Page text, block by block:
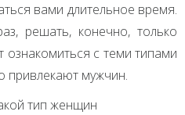
вами длительное время.
решать, конечно, только
ознакомиться с теми типами
привлекают мужчин.
тип женщин